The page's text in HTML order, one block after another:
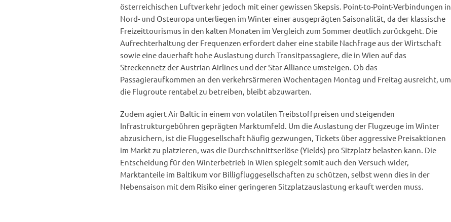
österreichischen Luftverkehr jedoch mit einer gewissen Skepsis. Point-to-Point-Verbindungen in
Nord- und Osteuropa unterliegen im Winter einer ausgeprägten Saisonalität, da der klassische
Freizeittourismus in den kalten Monaten im Vergleich zum Sommer deutlich zurückgeht. Die
Aufrechterhaltung der Frequenzen erfordert daher eine stabile Nachfrage aus der Wirtschaft
sowie eine dauerhaft hohe Auslastung durch Transitpassagiere, die in Wien auf das
Streckennetz der Austrian Airlines und der Star Alliance umsteigen. Ob das
Passagieraufkommen an den verkehrsärmeren Wochentagen Montag und Freitag ausreicht, um
die Flugroute rentabel zu betreiben, bleibt abzuwarten.
Zudem agiert Air Baltic in einem von volatilen Treibstoffpreisen und steigenden
Infrastrukturgebühren geprägten Marktumfeld. Um die Auslastung der Flugzeuge im Winter
abzusichern, ist die Fluggesellschaft häufig gezwungen, Tickets über aggressive Preisaktionen
im Markt zu platzieren, was die Durchschnittserlöse (Yields) pro Sitzplatz belasten kann. Die
Entscheidung für den Winterbetrieb in Wien spiegelt somit auch den Versuch wider,
Marktanteile im Baltikum vor Billigfluggesellschaften zu schützen, selbst wenn dies in der
Nebensaison mit dem Risiko einer geringeren Sitzplatzauslastung erkauft werden muss.